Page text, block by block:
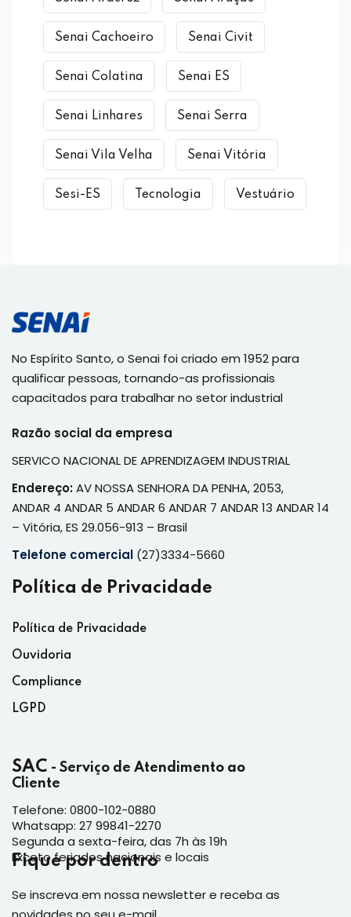
Senai Cachoeiro Senai Civit
Senai Colatina Senai ES
Senai Linhares Senai Serra
Senai Vila Velha Senai Vitória
Sesi-ES Tecnologia Vestuário
No Espírito Santo, o Senai foi criado em 1952 para
qualificar pessoas, tornando-as profissionais
capacitados para trabalhar no setor industrial
Razão social da empresa
SERVICO NACIONAL DE APRENDIZAGEM INDUSTRIAL
Endereço:AV NOSSA SENHORA DA PENHA, 2053,
ANDAR 4 ANDAR 5 ANDAR 6 ANDAR 7 ANDAR 13 ANDAR 14
– Vitória, ES 29.056-913 – Brasil
Telefone comercial (27)3334-5660
Política de Privacidade
Política de Privacidade
Ouvidoria
Compliance
LGPD
SAC - Serviço de Atendimento ao
Cliente
Telefone: 0800-102-0880
Whatsapp: 27 99841-2270
Segunda a sexta-feira, das 7h às 19h
Exceto feriados nacionais e locais
Fique por dentro
Se inscreva em nossa newsletter e receba as